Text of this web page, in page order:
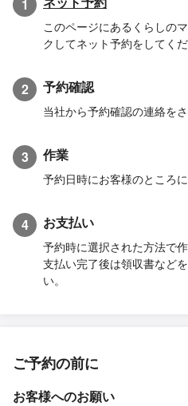
1
このページにあるくらしの
クしてネット予約をしてくだ
2 予約確認
当社から予約確認の連絡をさ
3 作業
予約日時にお客様のところ
4 お支払い
予約時に選択された方法で
支払い完了後は領収書など
い。
ご予約の前に
お客様へのお願い